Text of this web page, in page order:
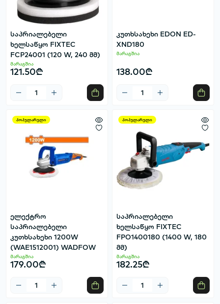
საპრიალებელი
ხელსაწყო FIXTEC
FCP24001 (120 W, 240 მმ)
მარაგშია
121.50₾
კუთხსახეხი EDON ED-
XND180
მარაგშია
138.00₾
პოპულარული
ელექტრო
საპრიალებელი
კუთხსახეხი 1200W
(WAE1512001) WADFOW
მარაგშია
179.00₾
პოპულარული
საპრიალებელი
ხელსაწყო FIXTEC
FPO1400180 (1400 W, 180
მმ)
მარაგშია
182.25₾